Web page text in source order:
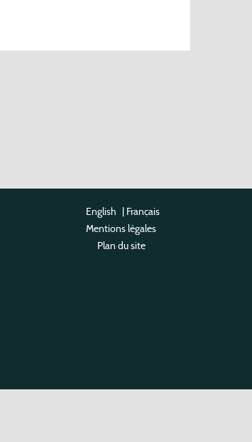
English | Français
Mentions légales
Plan du site